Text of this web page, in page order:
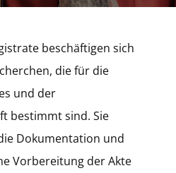
beschäftigen sich
die für die
und der
bestimmt sind. Sie
Dokumentation und
Vorbereitung der Akte